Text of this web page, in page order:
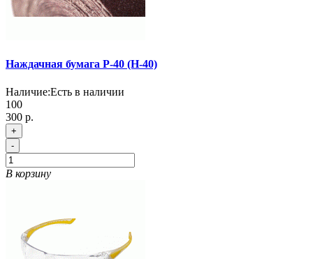
Наждачная бумага Р-40 (Н-40)
Наличие:Есть в наличии
100
300 р.
+
-
В корзину